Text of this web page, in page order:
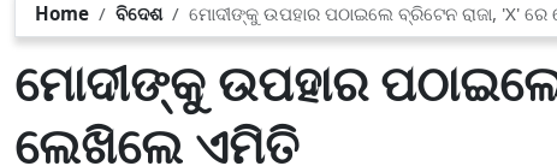
Home ବିଦେଶ ମୋଦୀଙ୍କୁ ଉପହାର ପଠାଇଲେ ବ୍ରିଟେନ ରାଜା, 'X'
ମୋଦୀଙ୍କୁ ଉପହାର
ଲେଖିଲେ ଏମିତି